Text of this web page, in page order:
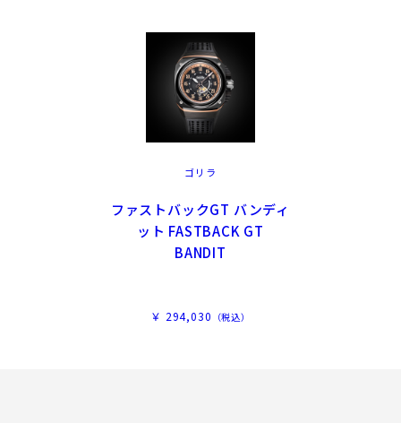
ゴリラ
ファストバックGT バンディ
ット FASTBACK GT
BANDIT
￥ 294,030 （税込）